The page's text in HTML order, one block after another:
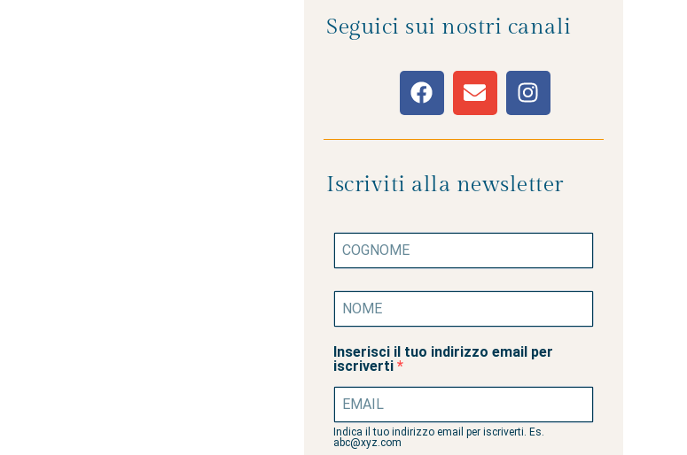
Seguici sui nostri canali
Iscriviti alla newsletter
Inserisci il tuo indirizzo email per
iscriverti
Indica il tuo indirizzo email per iscriverti. Es.
abc@xyz.com